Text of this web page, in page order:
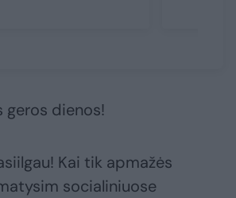
geros dienos!
Kai tik apmažės
socialiniuose